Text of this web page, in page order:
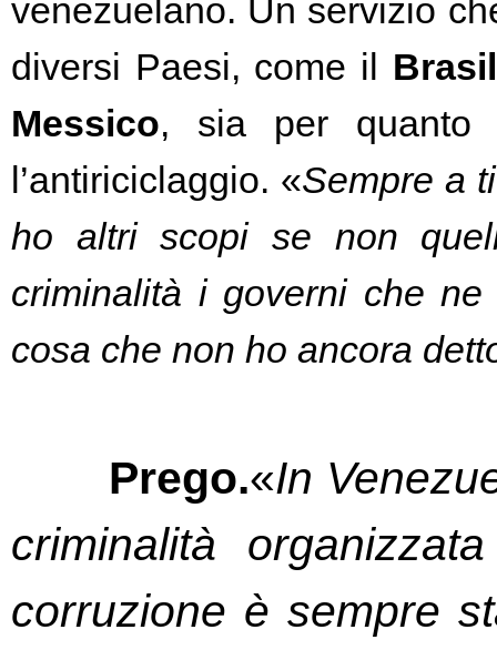
venezuelano. Un servizio
diversi Paesi, come il
Messico, sia per quanto
l’antiriciclaggio. «Sempre a
ho altri scopi se non
criminalità i governi che
cosa che non ho ancora
Prego.«In
criminalità
corruzione è sempre